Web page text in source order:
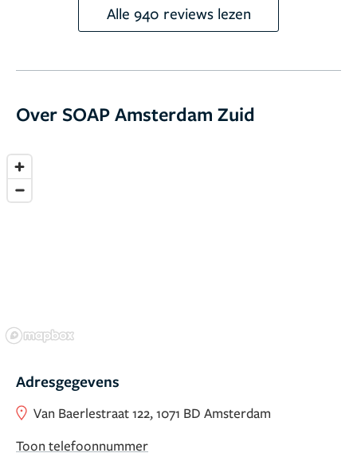
Alle 940 reviews lezen
Over SOAP Amsterdam Zuid
Adresgegevens
Van Baerlestraat 122, 1071 BD Amsterdam
Toon telefoonnummer